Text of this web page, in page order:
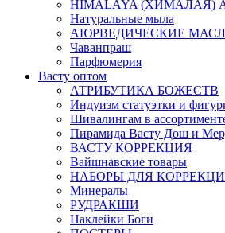
HIMALAYA (ХИМАЛАЯ)
Натуральные мыла
АЮРВЕДИЧЕСКИЕ
Чаванпраш
Парфюмерия
Васту оптом
АТРИБУТИКА БОЖЕСТВ
Индуизм статуэтки и
Шивалингам в
Пирамида Васту Дош и
ВАСТУ КОРРЕКЦИЯ
Вайшнавские товары
НАБОРЫ ДЛЯ
Минералы
РУДРАКШИ
Наклейки Боги